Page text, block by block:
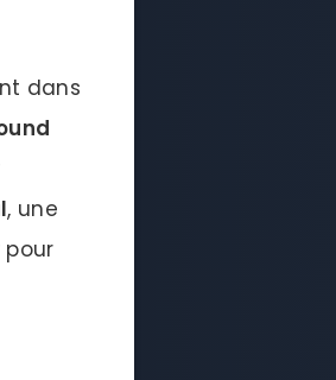
dans
, une
pour